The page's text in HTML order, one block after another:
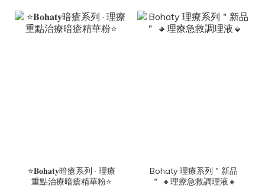
⭐𝐁𝐨𝐡𝐚𝐭𝐲暗瘡系列 · 理療
重點治療暗瘡精華粉⭐
Bohaty 理療系列＂新品
＂ 🔸理療急救調理液🔸